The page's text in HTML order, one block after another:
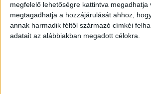
megfelelő lehetőségre kattintva megadhatja
megtagadhatja a hozzájárulását ahhoz,
annak harmadik féltől származó címkéi
adatait az alábbiakban megadott célokra.
Jellegzetes kisugárzás